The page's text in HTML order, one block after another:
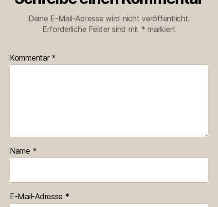
Deine E-Mail-Adresse wird nicht veröffentlicht.
Erforderliche Felder sind mit * markiert
Kommentar *
Name *
E-Mail-Adresse *